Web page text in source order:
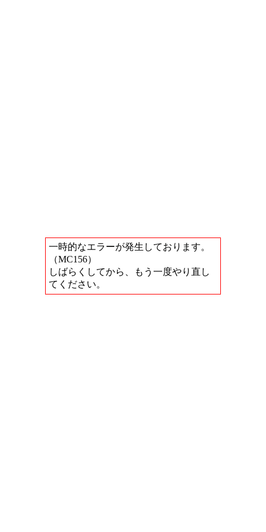
一時的なエラーが発生しております。
（MC156）
しばらくしてから、もう一度やり直し
てください。